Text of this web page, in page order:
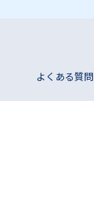
よくある質問